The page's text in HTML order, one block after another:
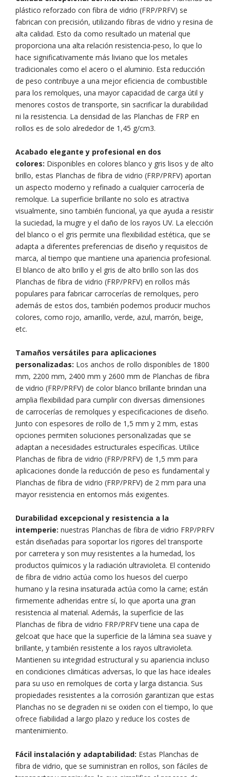
plástico reforzado con fibra de vidrio (FRP/PRFV) se
fabrican con precisión, utilizando fibras de vidrio y resina de
alta calidad. Esto da como resultado un material que
proporciona una alta relación resistencia-peso, lo que lo
hace significativamente más liviano que los metales
tradicionales como el acero o el aluminio. Esta reducción
de peso contribuye a una mejor eficiencia de combustible
para los remolques, una mayor capacidad de carga útil y
menores costos de transporte, sin sacrificar la durabilidad
ni la resistencia. La densidad de las Planchas de FRP en
rollos es de solo alrededor de 1,45 g/cm3.
Acabado elegante y profesional en dos
colores: Disponibles en colores blanco y gris lisos y de alto
brillo, estas Planchas de fibra de vidrio (FRP/PRFV) aportan
un aspecto moderno y refinado a cualquier carrocería de
remolque. La superficie brillante no solo es atractiva
visualmente, sino también funcional, ya que ayuda a resistir
la suciedad, la mugre y el daño de los rayos UV. La elección
del blanco o el gris permite una flexibilidad estética, que se
adapta a diferentes preferencias de diseño y requisitos de
marca, al tiempo que mantiene una apariencia profesional.
El blanco de alto brillo y el gris de alto brillo son las dos
Planchas de fibra de vidrio (FRP/PRFV) en rollos más
populares para fabricar carrocerías de remolques, pero
además de estos dos, también podemos producir muchos
colores, como rojo, amarillo, verde, azul, marrón, beige,
etc.
Tamaños versátiles para aplicaciones
personalizadas: Los anchos de rollo disponibles de 1800
mm, 2200 mm, 2400 mm y 2600 mm de Planchas de fibra
de vidrio (FRP/PRFV) de color blanco brillante brindan una
amplia flexibilidad para cumplir con diversas dimensiones
de carrocerías de remolques y especificaciones de diseño.
Junto con espesores de rollo de 1,5 mm y 2 mm, estas
opciones permiten soluciones personalizadas que se
adaptan a necesidades estructurales específicas. Utilice
Planchas de fibra de vidrio (FRP/PRFV) de 1,5 mm para
aplicaciones donde la reducción de peso es fundamental y
Planchas de fibra de vidrio (FRP/PRFV) de 2 mm para una
mayor resistencia en entornos más exigentes.
Durabilidad excepcional y resistencia a la
intemperie: nuestras Planchas de fibra de vidrio FRP/PRFV
están diseñadas para soportar los rigores del transporte
por carretera y son muy resistentes a la humedad, los
productos químicos y la radiación ultravioleta. El contenido
de fibra de vidrio actúa como los huesos del cuerpo
humano y la resina insaturada actúa como la carne; están
firmemente adheridas entre sí, lo que aporta una gran
resistencia al material. Además, la superficie de las
Planchas de fibra de vidrio FRP/PRFV tiene una capa de
gelcoat que hace que la superficie de la lámina sea suave y
brillante, y también resistente a los rayos ultravioleta.
Mantienen su integridad estructural y su apariencia incluso
en condiciones climáticas adversas, lo que las hace ideales
para su uso en remolques de corta y larga distancia. Sus
propiedades resistentes a la corrosión garantizan que estas
Planchas no se degraden ni se oxiden con el tiempo, lo que
ofrece fiabilidad a largo plazo y reduce los costes de
mantenimiento.
Fácil instalación y adaptabilidad: Estas Planchas de
fibra de vidrio, que se suministran en rollos, son fáciles de